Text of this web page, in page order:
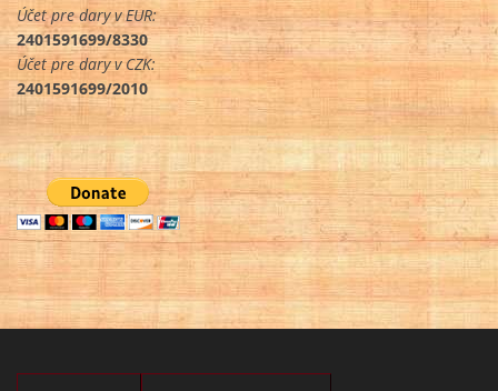
Účet pre dary v EUR:
2401591699/8330
Účet pre dary v CZK:
2401591699/2010